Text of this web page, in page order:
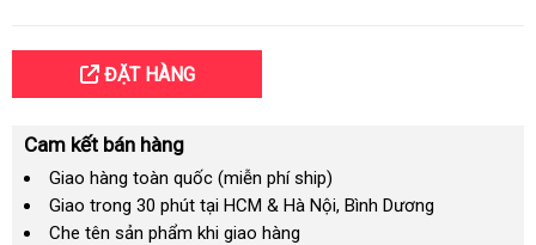
ĐẶT HÀNG
Cam kết bán hàng
Giao hàng toàn quốc (miễn phí ship)
Giao trong 30 phút tại HCM & Hà Nội, Bình Dương
Che tên sản phẩm khi giao hàng